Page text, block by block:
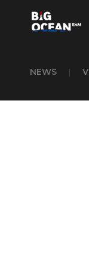
NEWS |